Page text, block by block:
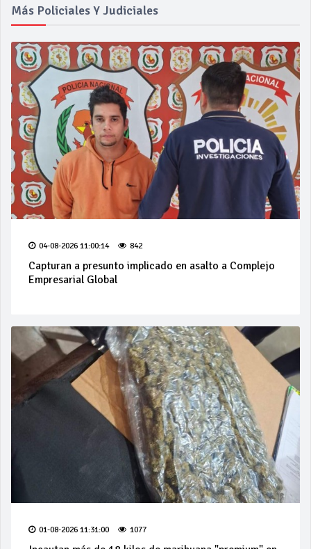
Más Policiales Y Judiciales
04-08-2026 11:00:14 842
Capturan a presunto implicado en asalto a Complejo
Empresarial Global
01-08-2026 11:31:00 1077